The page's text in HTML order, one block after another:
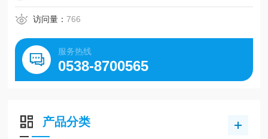
访问量：766
服务热线
0538-8700565
产品分类